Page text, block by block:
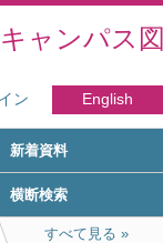
ャンパス
ン English
新着資料
横断検索
すべて見る